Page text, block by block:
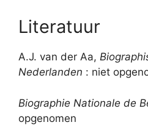
Literatuur
A.J. van der Aa,
Nederlanden : niet
Biographie Nationale de
opgenomen